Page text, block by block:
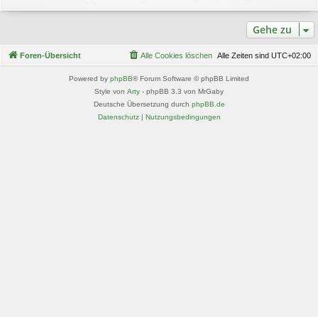
Gehe zu
Foren-Übersicht Alle Zeiten sind UTC+02:00
Alle Cookies löschen
Powered by phpBB® Forum Software © phpBB Limited
Style von Arty - phpBB 3.3 von MrGaby
Deutsche Übersetzung durch phpBB.de
Datenschutz| Nutzungsbedingungen